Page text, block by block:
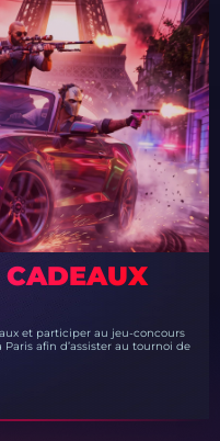
CADEAUX
et participer au jeu-concours
afin d’assister au tournoi de